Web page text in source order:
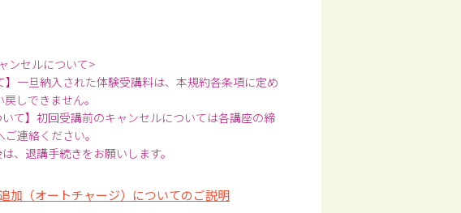
ンセルについて>
】一旦納入された体験受講料は、本規約各条項に定め
しできません。
て】初回受講前のキャンセルについては各講座の締
連絡ください。
、退講手続きをお願いします。
加（オートチャージ）についてのご説明